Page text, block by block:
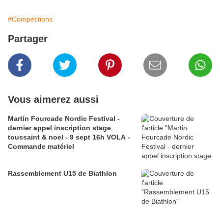
#Compétitions
Partager
Vous aimerez aussi
Martin Fourcade Nordic Festival -
dernier appel inscription stage
toussaint & noel - 9 sept 16h VOLA -
Commande matériel
Rassemblement U15 de Biathlon